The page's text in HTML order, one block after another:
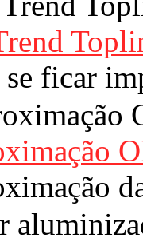
se ficar